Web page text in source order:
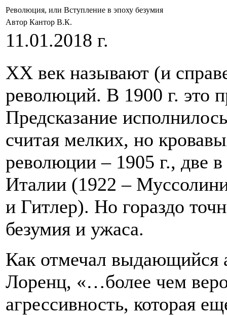
Революция, или Вступление в эпоху безумия
Автор Кантор В.К.
11.01.2018 г.
ХХ век называют (и
революций. В 1900 г. это
Предсказание
считая мелких, но
революции – 1905 г., две
Италии (1922 –
и Гитлер). Но гораздо
безумия и ужаса.
Как отмечал выдающийся
Лоренц, «…более чем
агрессивность, которая